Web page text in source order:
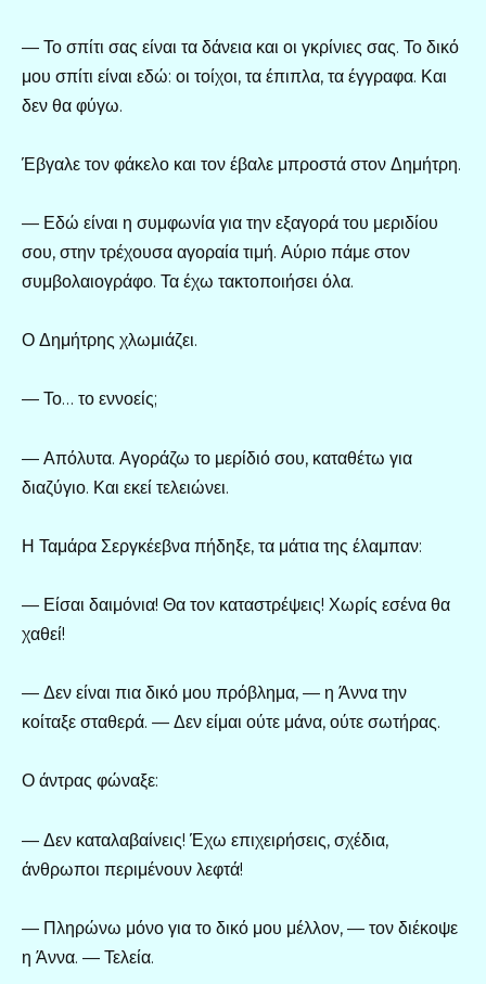
— Το σπίτι σας είναι τα δάνεια και οι γκρίνιες σας. Το δικό
μου σπίτι είναι εδώ: οι τοίχοι, τα έπιπλα, τα έγγραφα. Και
δεν θα φύγω.
Έβγαλε τον φάκελο και τον έβαλε μπροστά στον Δημήτρη.
— Εδώ είναι η συμφωνία για την εξαγορά του μεριδίου
σου, στην τρέχουσα αγοραία τιμή. Αύριο πάμε στον
συμβολαιογράφο. Τα έχω τακτοποιήσει όλα.
Ο Δημήτρης χλωμιάζει.
— Το… το εννοείς;
— Απόλυτα. Αγοράζω το μερίδιό σου, καταθέτω για
διαζύγιο. Και εκεί τελειώνει.
Η Ταμάρα Σεργκέεβνα πήδηξε, τα μάτια της έλαμπαν:
— Είσαι δαιμόνια! Θα τον καταστρέψεις! Χωρίς εσένα θα
χαθεί!
— Δεν είναι πια δικό μου πρόβλημα, — η Άννα την
κοίταξε σταθερά. — Δεν είμαι ούτε μάνα, ούτε σωτήρας.
Ο άντρας φώναξε:
— Δεν καταλαβαίνεις! Έχω επιχειρήσεις, σχέδια,
άνθρωποι περιμένουν λεφτά!
— Πληρώνω μόνο για το δικό μου μέλλον, — τον διέκοψε
η Άννα. — Τελεία.